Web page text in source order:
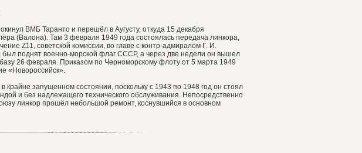
ВМБ Таранто и перешёл в Аугусту, откуда 15 декабря
(Валона). Там 3 февраля 1949 года состоялась передача линкора,
Z11, советской комиссии, во главе с контр-адмиралом Г. И.
был поднят военно-морской флаг СССР, а через две недели он вышел
26 февраля. Приказом по Черноморскому флоту от 5 марта 1949
«Новороссийск».
крайне запущенном состоянии, поскольку с 1943 по 1948 год он стоял
и без надлежащего технического обслуживания. Непосредственно
линкор прошёл небольшой ремонт, коснувшийся в основном